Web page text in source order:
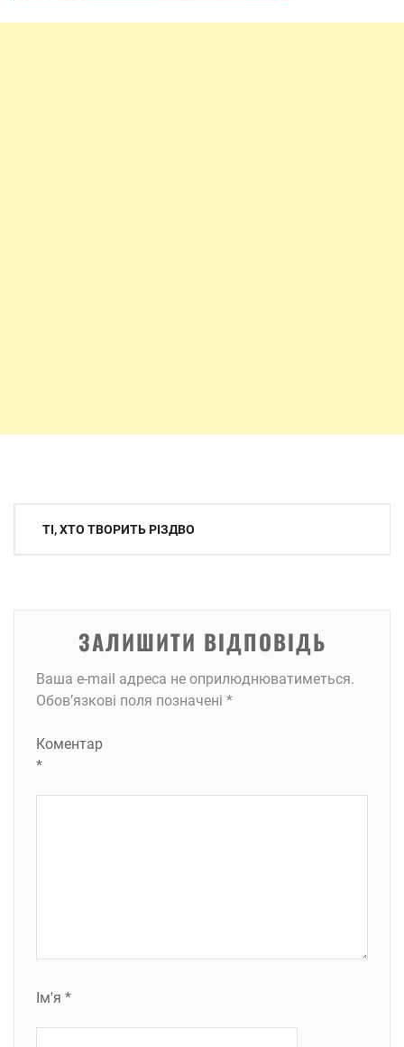
Навігація
ТІ, ХТО ТВОРИТЬ РІЗДВО
ЗАЛИШИТИ ВІДПОВІДЬ
Ваша e-mail адреса не оприлюднюватиметься.
Обов’язкові поля позначені *
Коментар
*
Ім'я *